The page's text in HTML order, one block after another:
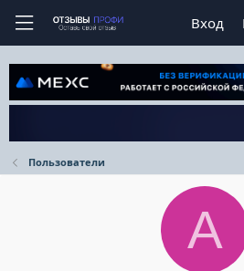
Вход
Пользователи
A